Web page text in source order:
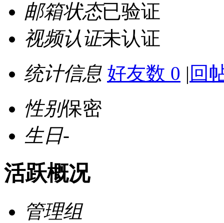
邮箱状态已验证
视频认证未认证
统计信息 好友数 0 | 回
性别保密
生日-
活跃概况
管理组